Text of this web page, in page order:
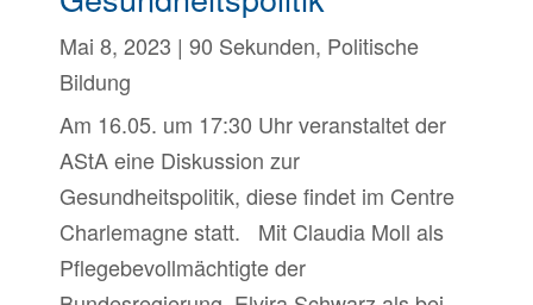
Mai 8, 2023 | 90 Sekunden, Politische
Bildung
Am 16.05. um 17:30 Uhr veranstaltet der
AStA eine Diskussion zur
Gesundheitspolitik, diese findet im Centre
Charlemagne statt. Mit Claudia Moll als
Pflegebevollmächtigte der